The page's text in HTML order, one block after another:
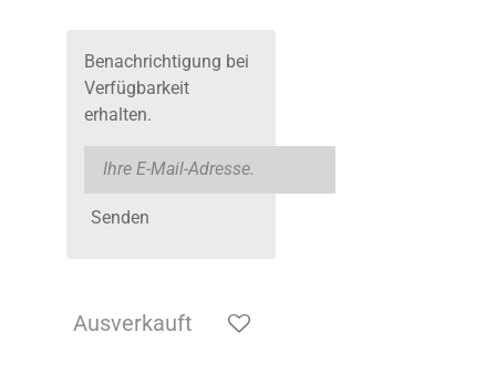
Benachrichtigung bei
Verfügbarkeit
erhalten.
Senden
Ausverkauft